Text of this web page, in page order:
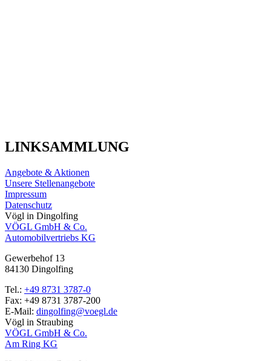
LINKSAMMLUNG
Angebote & Aktionen
Unsere Stellenangebote
Impressum
Datenschutz
Vögl in Dingolfing
VÖGL GmbH & Co.
Automobilvertriebs KG
Gewerbehof 13
84130 Dingolfing
Tel.: +49 8731 3787-0
Fax: +49 8731 3787-200
E-Mail: dingolfing@voegl.de
Vögl in Straubing
VÖGL GmbH & Co.
Am Ring KG